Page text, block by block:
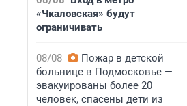
«Чкаловская» будут
ограничивать
08/08
Пожар в детской
больнице в Подмосковье —
эвакуированы более 20
человек, спасены дети из